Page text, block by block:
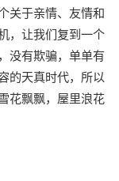
关于亲情、友情和
，让我们复到一个
没有欺骗，单单有
的天真时代，所以
花飘飘，屋里浪花